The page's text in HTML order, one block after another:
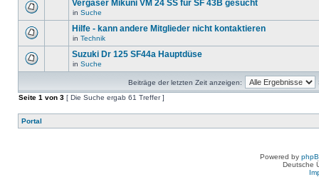
Vergaser Mikuni VM 24 SS für SF 43B gesucht
in Suche
Hilfe - kann andere Mitglieder nicht kontaktieren
in Technik
Suzuki Dr 125 SF44a Hauptdüse
in Suche
Beiträge der letzten Zeit anzeigen:
Seite 1 von 3 [ Die Suche ergab 61 Treffer ]
Portal
Powered by
Deutsche